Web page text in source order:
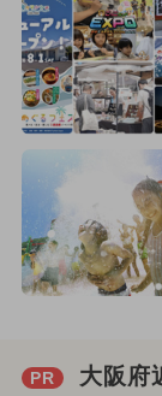
PR 大阪府